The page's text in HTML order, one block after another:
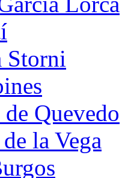
Storni
Quevedo
la Vega